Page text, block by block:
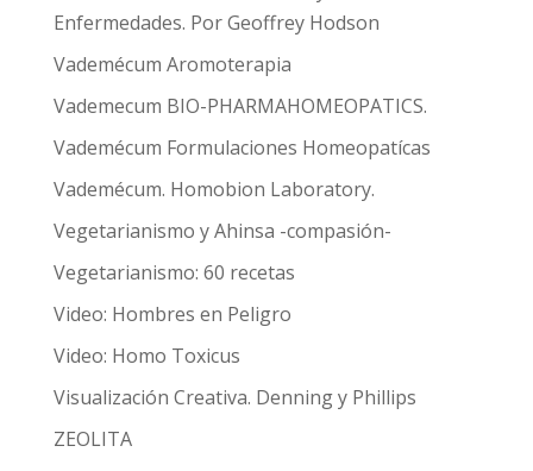
Enfermedades. Por Geoffrey Hodson
Vademécum Aromoterapia
Vademecum BIO-PHARMAHOMEOPATICS.
Vademécum Formulaciones Homeopatícas
Vademécum. Homobion Laboratory.
Vegetarianismo y Ahinsa -compasión-
Vegetarianismo: 60 recetas
Video: Hombres en Peligro
Video: Homo Toxicus
Visualización Creativa. Denning y Phillips
ZEOLITA